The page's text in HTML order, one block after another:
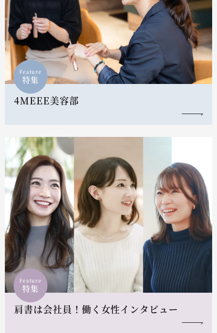
Feature
特集
4MEEE美容部
Feature
特集
肩書は会社員！働く女性インタビュー